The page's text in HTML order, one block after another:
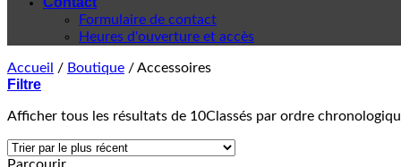
Formulaire de contact
Heures d'ouverture et accès
Accueil / Boutique /Accessoires
Filtre
Afficher tous les résultats de 10Classés par ordre